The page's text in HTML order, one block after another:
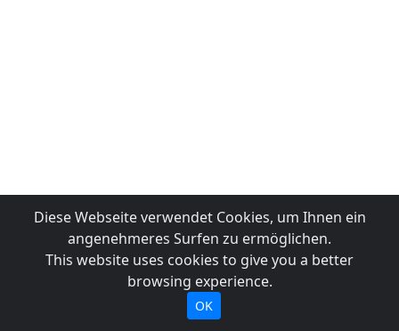
Diese Webseite verwendet Cookies, um Ihnen ein
angenehmeres Surfen zu ermöglichen.
This website uses cookies to give you a better
browsing experience.
OK